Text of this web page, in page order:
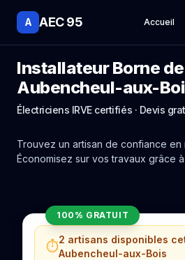
A AEC 95 Accueil
Installateur Borne
Aubencheul-aux-
Électriciens IRVE certifiés · Devis
Trouvez un artisan de confiance en
Économisez sur vos travaux grâce
100% GRATUIT
⏱️2 artisans disponibles
Aubencheul-aux-Bois